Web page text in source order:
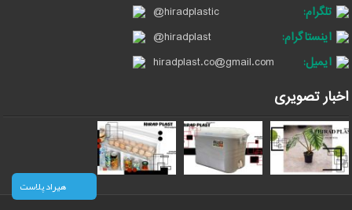
تلگرام:
@hiradplastic
اینستاگرام:
@hiradplast
ایمیل:
hiradplast.co@gmail.com
اخبار تصویری
هیراد پلاست